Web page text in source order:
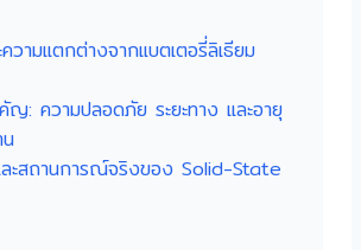
วามแตกต่างจากแบตเตอรี่ลิเธียม
ญ: ความปลอดภัย ระยะทาง และอายุ
ละสถานการณ์จริงของ Solid-State